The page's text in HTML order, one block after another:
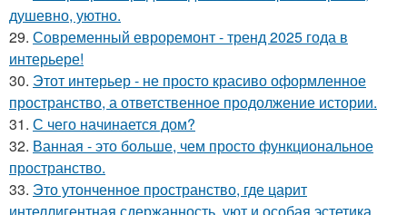
душевно, уютно.
29. Современный евроремонт - тренд 2025 года в
интерьере!
30. Этот интерьер - не просто красиво оформленное
пространство, а ответственное продолжение истории.
31. С чего начинается дом?
32. Ванная - это больше, чем просто функциональное
пространство.
33. Это утонченное пространство, где царит
интеллигентная сдержанность, уют и особая эстетика